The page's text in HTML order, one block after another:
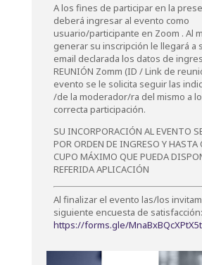
A los fines de participar en la
deberá ingresar al evento como
usuario/participante en Zoom . Al
generar su inscripción le llegará a
email declarada los datos de
REUNIÓN Zomm (ID / Link de
evento se le solicita seguir las
/de la moderador/ra del mismo a
correcta participación.
SU INCORPORACIÓN AL EVENTO
POR ORDEN DE INGRESO Y HASTA
CUPO MÁXIMO QUE PUEDA
REFERIDA APLICACIÓN
Al finalizar el evento las/los
siguiente encuesta de satisfacción:
https://forms.gle/